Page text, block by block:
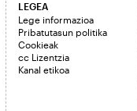
LEGEA
Lege informazioa
Pribatutasun politika
Cookieak
cc Lizentzia
Kanal etikoa